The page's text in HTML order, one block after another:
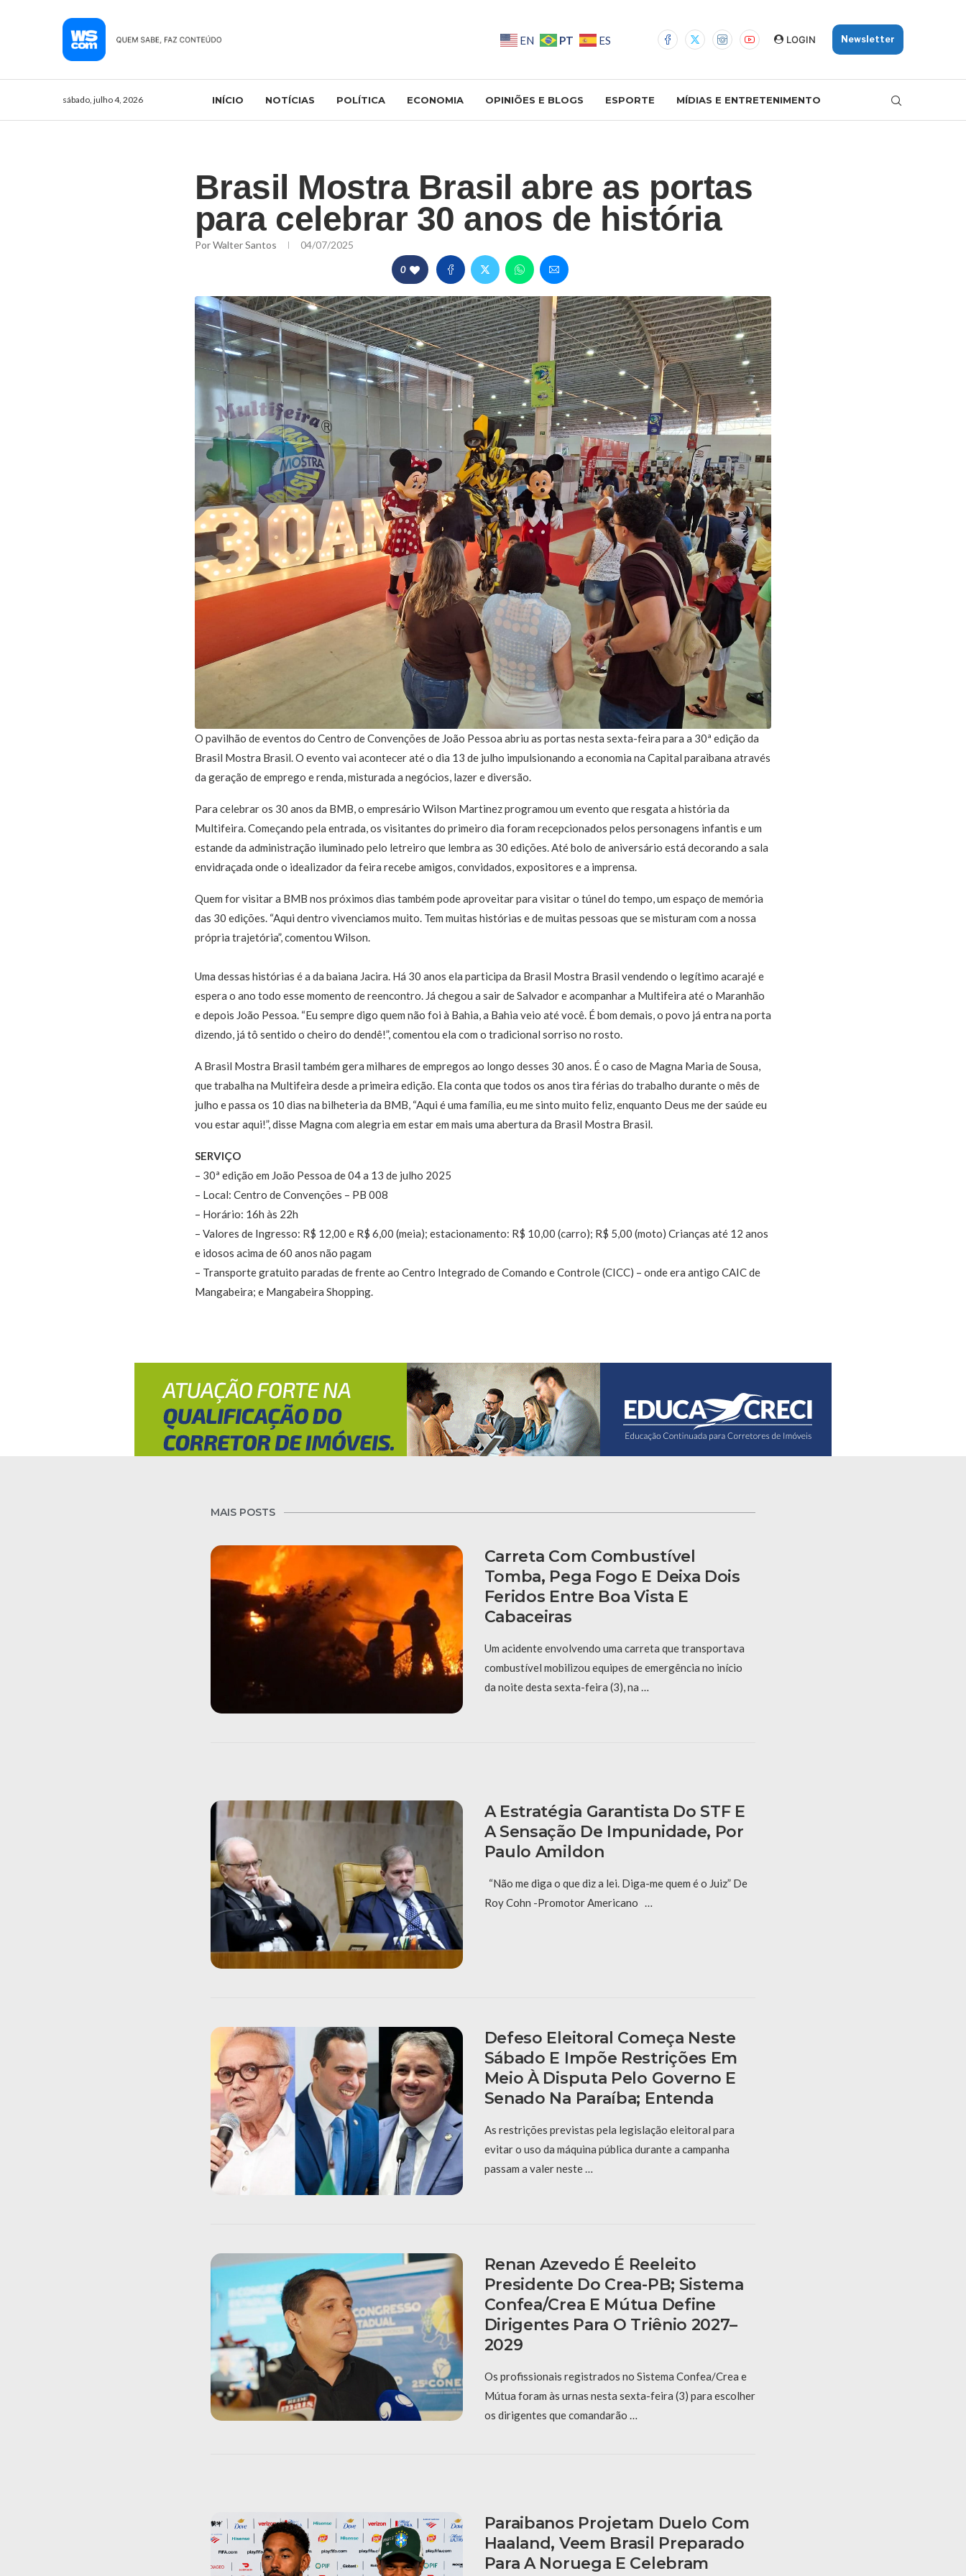
EN PT ES LOGIN Newsletter
sábado, julho 4, 2026 INÍCIO NOTÍCIAS POLÍTICA ECONOMIA OPINIÕES E BLOGS ESPORTE MÍDIAS E ENTRETENIMENTO
Brasil Mostra Brasil abre as portas
para celebrar 30 anos de história
PorWalter Santos 04/07/2025
0
O pavilhão de eventos do Centro de Convenções de João Pessoa abriu as portas nesta sexta-feira para a 30ª edição da
Brasil Mostra Brasil. O evento vai acontecer até o dia 13 de julho impulsionando a economia na Capital paraibana através
da geração de emprego e renda, misturada a negócios, lazer e diversão.
Para celebrar os 30 anos da BMB, o empresário Wilson Martinez programou um evento que resgata a história da
Multifeira. Começando pela entrada, os visitantes do primeiro dia foram recepcionados pelos personagens infantis e um
estande da administração iluminado pelo letreiro que lembra as 30 edições. Até bolo de aniversário está decorando a sala
envidraçada onde o idealizador da feira recebe amigos, convidados, expositores e a imprensa.
Quem for visitar a BMB nos próximos dias também pode aproveitar para visitar o túnel do tempo, um espaço de memória
das 30 edições. “Aqui dentro vivenciamos muito. Tem muitas histórias e de muitas pessoas que se misturam com a nossa
própria trajetória”, comentou Wilson.
Uma dessas histórias é a da baiana Jacira. Há 30 anos ela participa da Brasil Mostra Brasil vendendo o legítimo acarajé e
espera o ano todo esse momento de reencontro. Já chegou a sair de Salvador e acompanhar a Multifeira até o Maranhão
e depois João Pessoa. “Eu sempre digo quem não foi à Bahia, a Bahia veio até você. É bom demais, o povo já entra na porta
dizendo, já tô sentido o cheiro do dendê!”, comentou ela com o tradicional sorriso no rosto.
A Brasil Mostra Brasil também gera milhares de empregos ao longo desses 30 anos. É o caso de Magna Maria de Sousa,
que trabalha na Multifeira desde a primeira edição. Ela conta que todos os anos tira férias do trabalho durante o mês de
julho e passa os 10 dias na bilheteria da BMB, “Aqui é uma família, eu me sinto muito feliz, enquanto Deus me der saúde eu
vou estar aqui!”, disse Magna com alegria em estar em mais uma abertura da Brasil Mostra Brasil.
SERVIÇO
– 30ª edição em João Pessoa de 04 a 13 de julho 2025
– Local: Centro de Convenções – PB 008
– Horário: 16h às 22h
– Valores de Ingresso: R$ 12,00 e R$ 6,00 (meia); estacionamento: R$ 10,00 (carro); R$ 5,00 (moto) Crianças até 12 anos
e idosos acima de 60 anos não pagam
– Transporte gratuito paradas de frente ao Centro Integrado de Comando e Controle (CICC) – onde era antigo CAIC de
Mangabeira; e Mangabeira Shopping.
MAIS POSTS
Carreta Com Combustível
Tomba, Pega Fogo E Deixa Dois
Feridos Entre Boa Vista E
Cabaceiras
Um acidente envolvendo uma carreta que transportava
combustível mobilizou equipes de emergência no início
da noite desta sexta-feira (3), na …
A Estratégia Garantista Do STF E
A Sensação De Impunidade, Por
Paulo Amildon
“Não me diga o que diz a lei. Diga-me quem é o Juiz” De
Roy Cohn -Promotor Americano …
Defeso Eleitoral Começa Neste
Sábado E Impõe Restrições Em
Meio À Disputa Pelo Governo E
Senado Na Paraíba; Entenda
As restrições previstas pela legislação eleitoral para
evitar o uso da máquina pública durante a campanha
passam a valer neste …
Renan Azevedo É Reeleito
Presidente Do Crea-PB; Sistema
Confea/Crea E Mútua Define
Dirigentes Para O Triênio 2027–
2029
Os profissionais registrados no Sistema Confea/Crea e
Mútua foram às urnas nesta sexta-feira (3) para escolher
os dirigentes que comandarão …
Paraibanos Projetam Duelo Com
Haaland, Veem Brasil Preparado
Para A Noruega E Celebram